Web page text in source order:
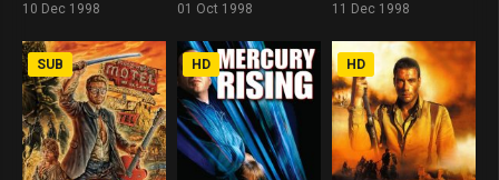
10 Dec 1998 01 Oct 1998 11 Dec 1998
SUB HD HD